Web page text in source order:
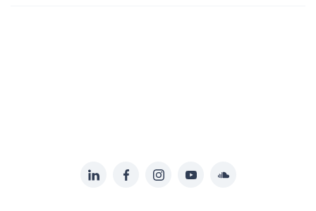
LinkedInFacebookInstagramYouTubeSoundcloud